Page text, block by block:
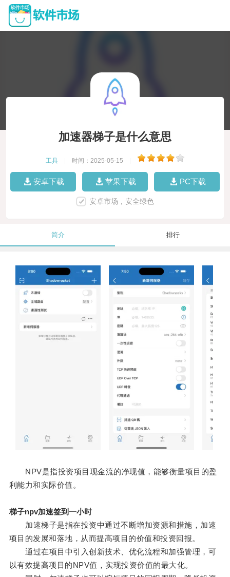
加速器梯子是什么意思
工具 时间：2025-05-15
安卓下载 苹果下载 PC下载
安卓市场，安全绿色
简介 排行
NPV是指投资项目现金流的净现值，能够衡量项目的盈
利能力和实际价值。
梯子npv加速签到一小时
加速梯子是指在投资中通过不断增加资源和措施，加速
项目的发展和落地，从而提高项目的价值和投资回报。
通过在项目中引入创新技术、优化流程和加强管理，可
以有效提高项目的NPV值，实现投资价值的最大化。